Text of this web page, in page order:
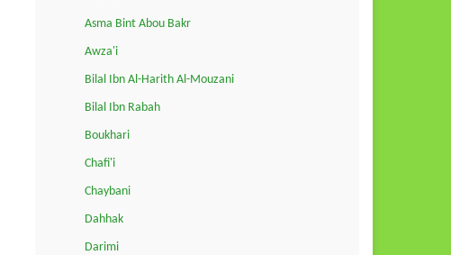
Asma Bint Abou Bakr
Awza'i
Bilal Ibn Al-Harith Al-Mouzani
Bilal Ibn Rabah
Boukhari
Chafi'i
Chaybani
Dahhak
Darimi